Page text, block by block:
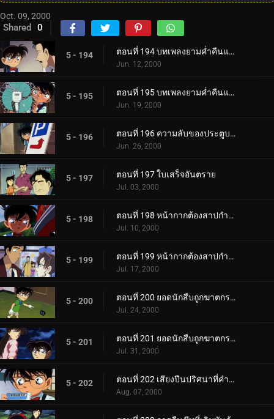
Oct. 09, 2000
Shared 0
5 - 194 ตอนที่ 194 บทเพลงยามค่ำคืนแห่งจิตสังหารสีแดง (ตอนแรก)
Jun. 12, 2000
5 - 195 ตอนที่ 195 บทเพลงยามค่ำคืนแห่งจิตสังหารสีแดง (ตอนจบ)
Jun. 19, 2000
5 - 196 ตอนที่ 196 ความลับของประตูบานที่ 9
Jun. 26, 2000
5 - 197 ตอนที่ 197 ใบเสร็จอันตราย
Jul. 03, 2000
5 - 198 ตอนที่ 198 หน้ากากต้องสาปกำลังหัวเราะอย่างเลือดเย็น (ตอนพิเศษ ตอนแรก) ยอดนักสืบจิ๋วโคนัน เดอะซี_.
Jul. 10, 2000
5 - 199 ตอนที่ 199 หน้ากากต้องสาปกำลังหัวเราะอย่างเลือดเย็น (ตอนพิเศษ ตอนจบ) ยอดนักสืบจิ๋วโคนัน เดอะซีร_.
Jul. 17, 2000
5 - 200 ตอนที่ 200 ยอดนักสืบถูกฆาตกรรม (ตอนแรก)
Jul. 24, 2000
5 - 201 ตอนที่ 201 ยอดนักสืบถูกฆาตกรรม (ตอนจบ)
Jul. 31, 2000
5 - 202 ตอนที่ 202 เสียงปืนปริศนาที่คำรามในความมืด
Aug. 07, 2000